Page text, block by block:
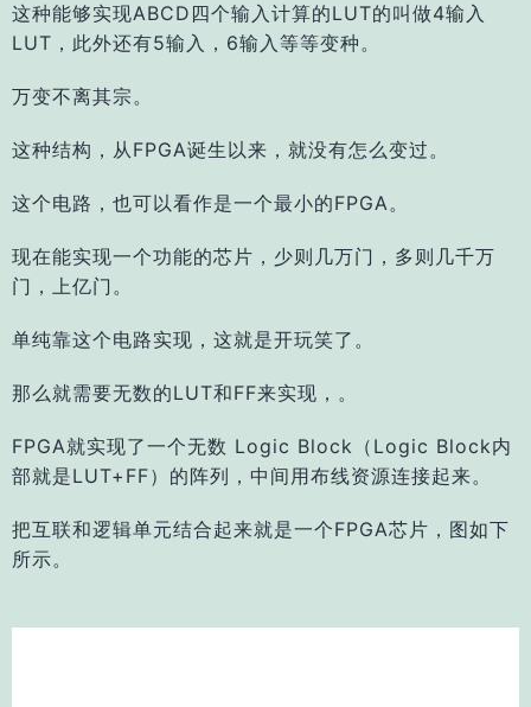
这种能够实现ABCD四个输入计算的LUT的叫做4输入
LUT，此外还有5输入，6输入等等变种。
万变不离其宗。
这种结构，从FPGA诞生以来， 就没有怎么变过。
这个电路，也可以看作是一个最小的FPGA。
现在能实现一个功能的芯片，少则几万门，多则几千万
门，上亿门。
单纯靠这个电路实现，这就是开玩笑了。
那么就需要无数的LUT和FF来实现，。
FPGA就实现了一个无数 Logic Block（Logic Block内
部就是LUT+FF）的阵列，中间用布线资源连接起来。
把互联和逻辑单元结合起来就是一个FPGA芯片，图如下
所示。